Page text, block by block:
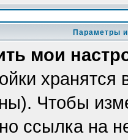
Параметры
мои
Чтобы
ссылка на